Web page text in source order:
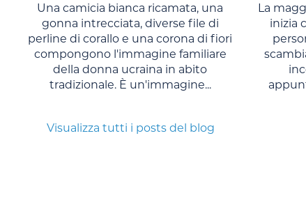
Una camicia bianca ricamata, una
gonna intrecciata, diverse file di
perline di corallo e una corona di fiori
compongono l'immagine familiare
della donna ucraina in abito
tradizionale. È un'immagine...
La
inizia
Visualizza tutti i posts del blog